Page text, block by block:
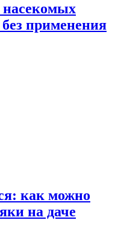
насекомых
применения
как можно
на даче